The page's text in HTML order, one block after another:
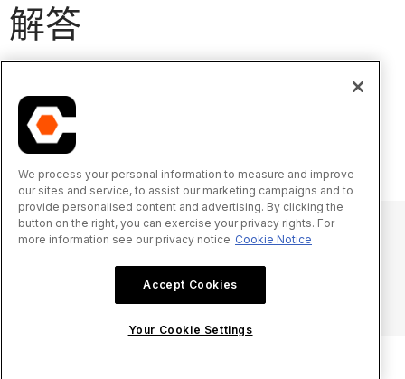
解答
常见问题 - RFI
如何解决Procore Web应用程序的问题？
谁会收到有关项目连接的通知？
© 2025 Procore Technologies, Inc.
We process your personal information to measure and improve
our sites and service, to assist our marketing campaigns and to
provide personalised content and advertising. By clicking the
button on the right, you can exercise your privacy rights. For
more information see our privacy notice Cookie Notice
Accept Cookies
Your Cookie Settings